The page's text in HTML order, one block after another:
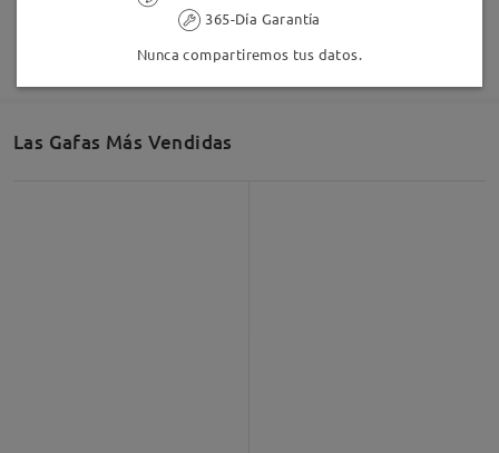
Las Gafas Más Vendidas
365-Día Garantía
Nunca compartiremos tus datos.